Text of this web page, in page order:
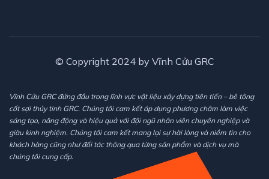
© Copyright 2024 by Vĩnh Cửu GRC
Vĩnh Cửu GRC đứng đầu trong lĩnh vực vật liệu xây dựng tiên tiến – bê tông
cốt sợi thủy tinh GRC. Chúng tôi cam kết áp dụng phương châm làm việc
sáng tạo, năng động và hiệu quả với đội ngũ nhân viên chuyên nghiệp và
giàu kinh nghiệm. Chúng tôi cam kết mang lại sự hài lòng và niềm tin cho
khách hàng cũng như đối tác thông qua từng sản phẩm và dịch vụ mà
chúng tôi cung cấp.